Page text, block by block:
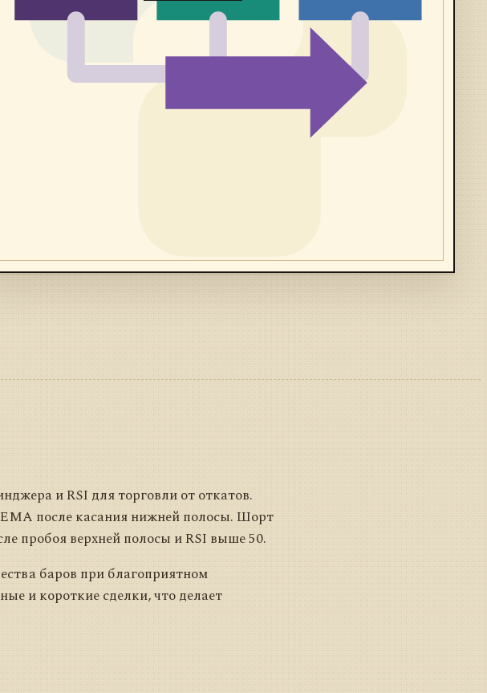
и RSI для торговли от откатов.
после касания нижней полосы. Шорт
пробоя верхней полосы и RSI выше 50.
баров при благоприятном
и короткие сделки, что делает